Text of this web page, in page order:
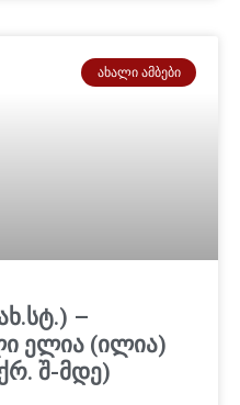
ᲐᲮᲐᲚᲘ ᲐᲛᲑᲔᲑᲘ
–
ელია (ილია)
შ-მდე)